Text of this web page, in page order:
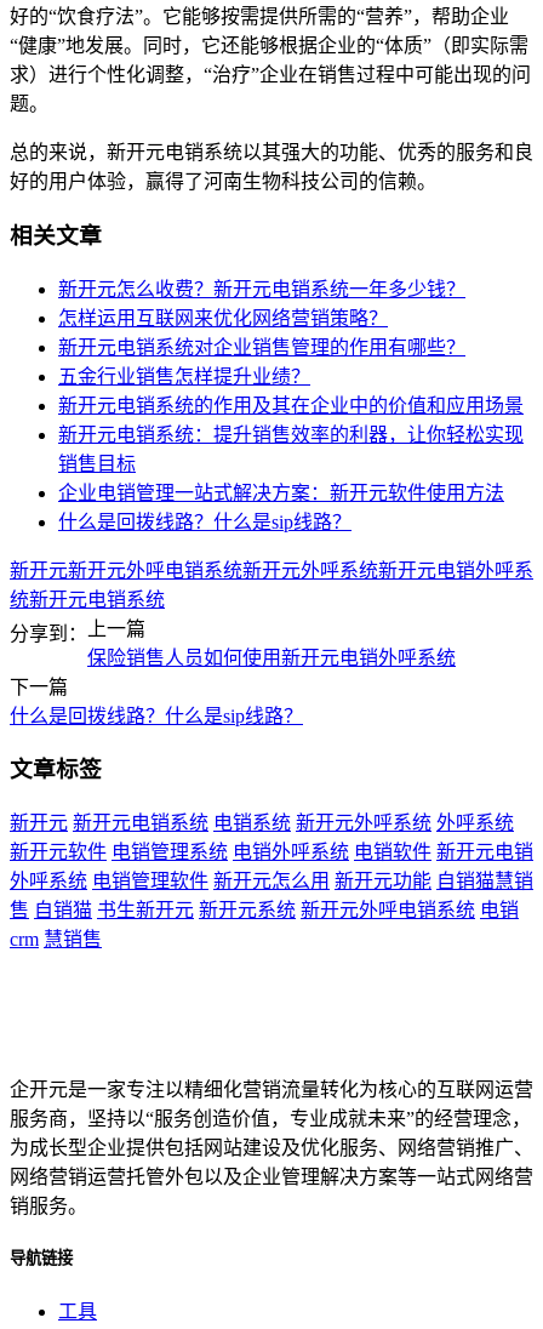
好的“饮食疗法”。它能够按需提供所需的“营养”，帮助企业
“健康”地发展。同时，它还能够根据企业的“体质”（即实际需
求）进行个性化调整，“治疗”企业在销售过程中可能出现的问
题。
总的来说，新开元电销系统以其强大的功能、优秀的服务和良
好的用户体验，赢得了河南生物科技公司的信赖。
相关文章
新开元怎么收费？新开元电销系统一年多少钱？
怎样运用互联网来优化网络营销策略？
新开元电销系统对企业销售管理的作用有哪些？
五金行业销售怎样提升业绩？
新开元电销系统的作用及其在企业中的价值和应用场景
新开元电销系统：提升销售效率的利器，让你轻松实现
销售目标
企业电销管理一站式解决方案：新开元软件使用方法
什么是回拨线路？什么是sip线路？
新开元新开元外呼电销系统新开元外呼系统新开元电销外呼系
统新开元电销系统
分享到：
上一篇
保险销售人员如何使用新开元电销外呼系统
下一篇
什么是回拨线路？什么是sip线路？
文章标签
新开元 新开元电销系统 电销系统 新开元外呼系统 外呼系统
新开元软件 电销管理系统 电销外呼系统 电销软件 新开元电销
外呼系统 电销管理软件 新开元怎么用 新开元功能 自销猫慧销
售 自销猫 书生新开元 新开元系统 新开元外呼电销系统 电销
crm 慧销售
企开元是一家专注以精细化营销流量转化为核心的互联网运营
服务商，坚持以“服务创造价值，专业成就未来”的经营理念，
为成长型企业提供包括网站建设及优化服务、网络营销推广、
网络营销运营托管外包以及企业管理解决方案等一站式网络营
销服务。
导航链接
工具